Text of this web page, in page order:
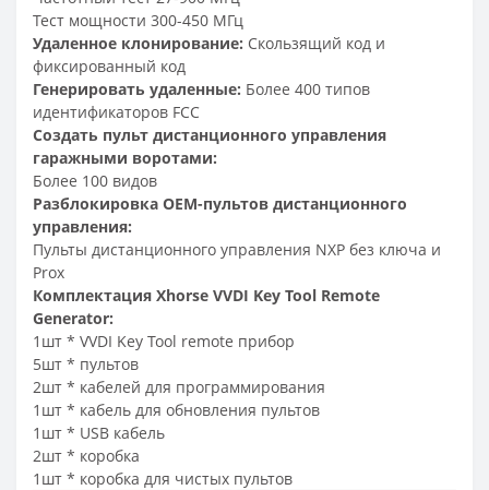
Тест мощности 300-450 МГц
Удаленное клонирование: Скользящий код и
фиксированный код
Генерировать удаленные: Более 400 типов
идентификаторов FCC
Создать пульт дистанционного управления
гаражными воротами:
Более 100 видов
Разблокировка OEM-пультов дистанционного
управления:
Пульты дистанционного управления NXP без ключа и
Prox
Комплектация Xhorse VVDI Key Tool Remote
Generator:
1шт * VVDI Key Tool remote прибор
5шт * пультов
2шт * кабелей для программирования
1шт * кабель для обновления пультов
1шт * USB кабель
2шт * коробка
1шт * коробка для чистых пультов